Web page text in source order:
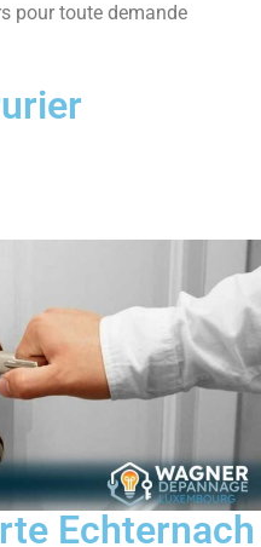
pour toute demande
Echternach